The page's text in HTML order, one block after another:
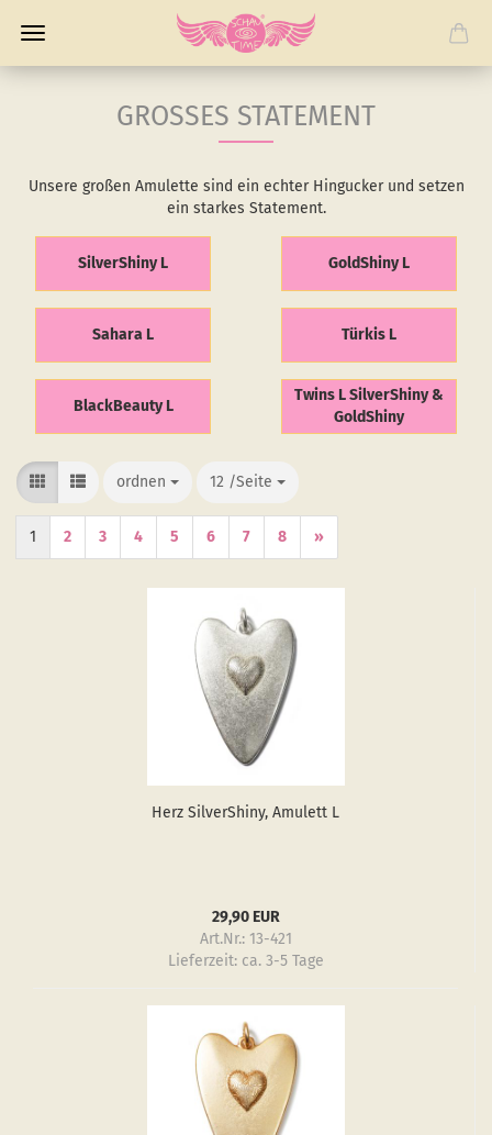
GROSSES STATEMENT
Unsere großen Amulette sind ein echter Hingucker und setzen
ein starkes Statement.
SilverShiny L GoldShiny L
Sahara L Türkis L
BlackBeauty L
Twins L SilverShiny &
GoldShiny
ordnen
ordnen 12 /Seite
/Seite
1 2 3 4 5 6 7 8 »
Herz Sil­verS­hiny, Amu­lett L
29,90 EUR
Art.Nr.: 13-421
Lieferzeit: ca. 3-5 Tage